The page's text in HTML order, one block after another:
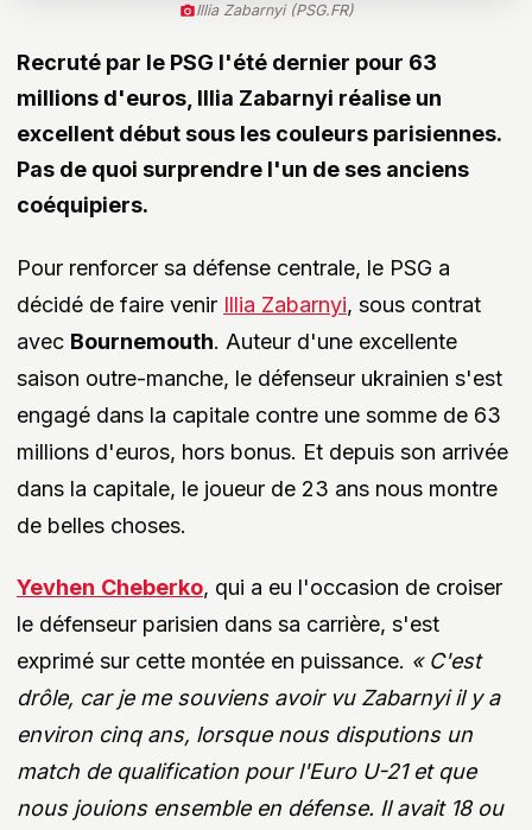
Illia Zabarnyi (PSG.FR)
Recruté par le PSG l'été dernier pour 63
millions d'euros, Illia Zabarnyi réalise un
excellent début sous les couleurs parisiennes.
Pas de quoi surprendre l'un de ses anciens
coéquipiers.
Pour renforcer sa défense centrale, le PSG a
décidé de faire venir Illia Zabarnyi, sous contrat
avec Bournemouth. Auteur d'une excellente
saison outre-manche, le défenseur ukrainien s'est
engagé dans la capitale contre une somme de 63
millions d'euros, hors bonus. Et depuis son arrivée
dans la capitale, le joueur de 23 ans nous montre
de belles choses.
Yevhen Cheberko, qui a eu l'occasion de croiser
le défenseur parisien dans sa carrière, s'est
exprimé sur cette montée en puissance. « C'est
drôle, car je me souviens avoir vu Zabarnyi il y a
environ cinq ans, lorsque nous disputions un
match de qualification pour l'Euro U-21 et que
nous jouions ensemble en défense. Il avait 18 ou